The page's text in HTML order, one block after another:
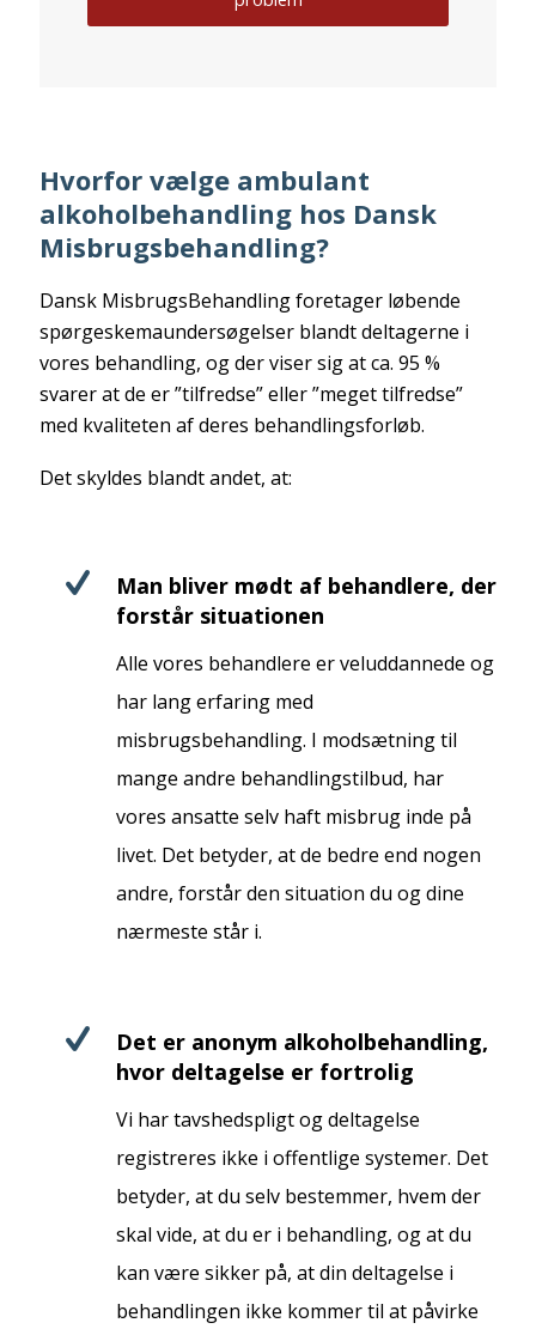
Hvorfor vælge ambulant
alkoholbehandling hos Dansk
Misbrugsbehandling?
Dansk MisbrugsBehandling foretager løbende
spørgeskemaundersøgelser blandt deltagerne i
vores behandling, og der viser sig at ca. 95 %
svarer at de er ”tilfredse” eller ”meget tilfredse”
med kvaliteten af deres behandlingsforløb.
Det skyldes blandt andet, at:
Man bliver mødt af behandlere, der
forstår situationen
Alle vores behandlere er veluddannede og
har lang erfaring med
misbrugsbehandling. I modsætning til
mange andre behandlingstilbud, har
vores ansatte selv haft misbrug inde på
livet. Det betyder, at de bedre end nogen
andre, forstår den situation du og dine
nærmeste står i.
Det er anonym alkoholbehandling,
hvor deltagelse er fortrolig
Vi har tavshedspligt og deltagelse
registreres ikke i offentlige systemer. Det
betyder, at du selv bestemmer, hvem der
skal vide, at du er i behandling, og at du
kan være sikker på, at din deltagelse i
behandlingen ikke kommer til at påvirke